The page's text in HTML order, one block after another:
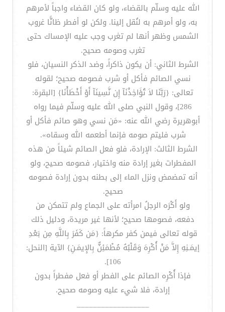
الله عليه وسلّم بالقضاء، ولو كان القضاء واجباً لأمرهم
به، ولو أمرهم به لنُقل إلينا. ولكن لو أفطر ظانًّا غروب
الشمس وظهر أنها لم تغرب وجب عليه الإمساك حتى
تغرب وصومه صحيح.
الشرط الثاني: أن يكون ذاكراً، وضد الذكر النسيان، فلو
نسي الصائم فأكل أو شرب فصومه صحيح؛ لقوله
تعالى: {رَبَّنَا لاَ تُؤَاخِذْنَآ إِن نَّسِينَآ أَوْ أَخْطَأْنَا} [البقرة:
286]، وقول النبي صلى الله عليه وسلّم فيما رواه
أبوهريرة رضي الله عنه: «مَن نسي وهو صائم فأكل أو
شرب فليتم صومه فإنما أطعمه الله وسقاه».
الشرط الثالث: الإرادة، فلو فعل الصائم شيئاً من هذه
المفطرات بغير إرادة منه واختيار، فصومه صحيح، ولو
أنه تمضمض ونزل الماء إلى بطنه بدون إرادة فصومه
صحيح.
ولو أَكْرَه الرجلُ امرأته على الجماع ولم تتمكن من
دفعه، فصومها صحيح؛ لأنها غير مريدة، ودليل ذلك
قوله تعالى فيمن كفر مكرهاً: {مَن كَفَرَ بِاللَّهِ مِن بَعْدِ
إيمَـنِهِ إِلاَّ مَنْ أُكْرِهَ وَقَلْبُهُ مُطْمَئِنٌّ بِالإِيمَـنِ} الآية [النحل:
106].
فإذا أُكْرِه الصائم على الفطر أو فعل مفطراً بدون
إرادة، فلا شيء عليه وصومه صحيح.
__________________